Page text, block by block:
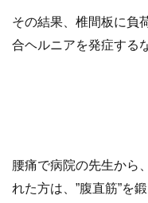
その結果、椎間板に負
合ヘルニアを発症する
腰痛で病院の先生から
れた方は、”腹直筋”を